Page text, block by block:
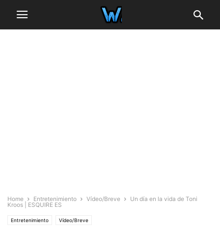
Home Entretenimiento Vídeo/Breve
Un día en la vida de Toni
Kroos | ESQUIRE ES
Entretenimiento Vídeo/Breve